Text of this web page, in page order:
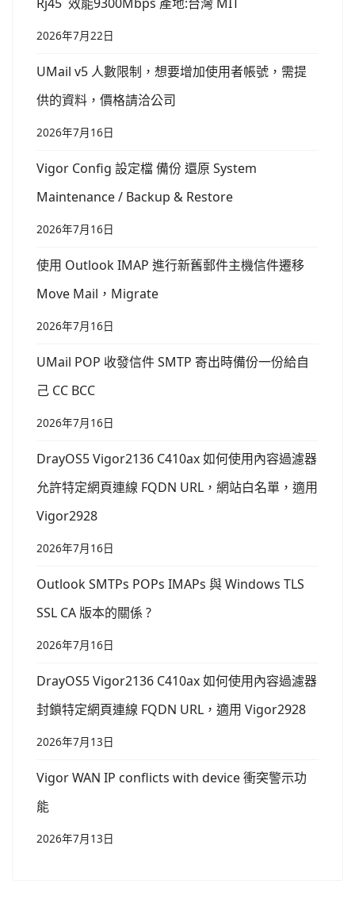
2026年7月22日
UMail v5 人數限制，想要增加使用者帳號，需提
供的資料，價格請洽公司
2026年7月16日
Vigor Config 設定檔 備份 還原 System
Maintenance / Backup & Restore
2026年7月16日
使用 Outlook IMAP 進行新舊郵件主機信件遷移
Move Mail，Migrate
2026年7月16日
UMail POP 收發信件 SMTP 寄出時備份一份給自
己 CC BCC
2026年7月16日
DrayOS5 Vigor2136 C410ax 如何使用內容過濾器
允許特定網頁連線 FQDN URL，網站白名單，適用
Vigor2928
2026年7月16日
Outlook SMTPs POPs IMAPs 與 Windows TLS
SSL CA 版本的關係 ?
2026年7月16日
DrayOS5 Vigor2136 C410ax 如何使用內容過濾器
封鎖特定網頁連線 FQDN URL，適用 Vigor2928
2026年7月13日
Vigor WAN IP conflicts with device 衝突警示功
能
2026年7月13日